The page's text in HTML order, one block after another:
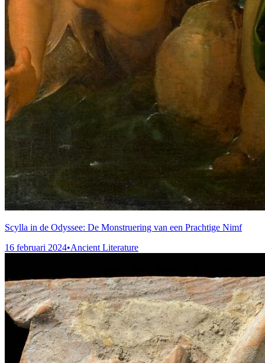
Scylla in de Odyssee: De Monstruering van een Prachtige Nimf
16 februari 2024•Ancient Literature